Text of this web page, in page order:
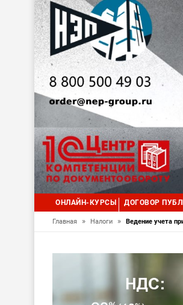
ОНЛАЙН-КУРСЫ ДОГОВОР
Главная » Налоги » Ведение учета